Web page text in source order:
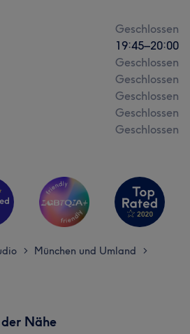
Geschlossen
19:45–20:00
Geschlossen
Geschlossen
Geschlossen
Geschlossen
Geschlossen
> München und Umland >
Nähe